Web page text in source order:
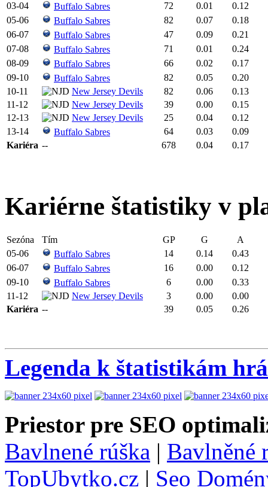
03-04
Buffalo Sabres 72 0.01
0.12
05-06
Buffalo Sabres 82 0.07
0.18
06-07
Buffalo Sabres 47 0.09
0.21
07-08
Buffalo Sabres 71 0.01
0.24
08-09
Buffalo Sabres 66 0.02
0.17
09-10
Buffalo Sabres 82 0.05
0.20
10-11
New Jersey Devils 82 0.06
0.13
11-12
New Jersey Devils 39 0.00
0.15
12-13
New Jersey Devils 25 0.04
0.12
13-14
Buffalo Sabres 64 0.03
0.09
Kariéra -- 678 0.04 0.17
Kariérne štatistiky v
Sezóna Tím GP G
A
05-06
Buffalo Sabres 14 0.14
0.43
06-07
Buffalo Sabres 16 0.00
0.12
09-10
Buffalo Sabres 6 0.00
0.33
11-12
New Jersey Devils 3 0.00
0.00
Kariéra -- 39 0.05 0.26
Legenda k štatistikám
Priestor pre SEO
Bavlnené rúška | Bavlněné
TopUbytko.cz | Seo